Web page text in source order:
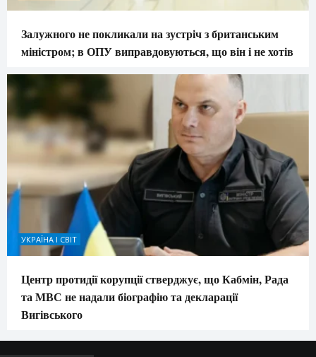
Залужного не покликали на зустріч з британським
міністром; в ОПУ виправдовуються, що він і не хотів
УКРАЇНА І СВІТ
Центр протидії корупції стверджує, що Кабмін, Рада
та МВС не надали біографію та декларації
Вигівського